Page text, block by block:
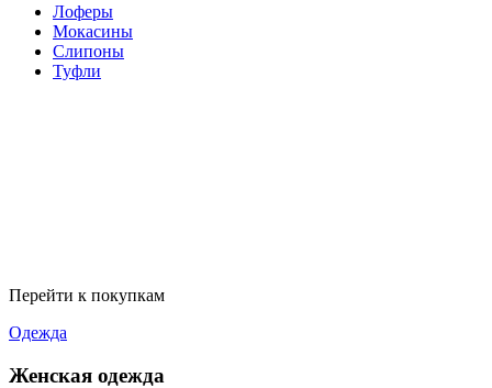
Лоферы
Мокасины
Слипоны
Туфли
Перейти к покупкам
Одежда
Женская одежда